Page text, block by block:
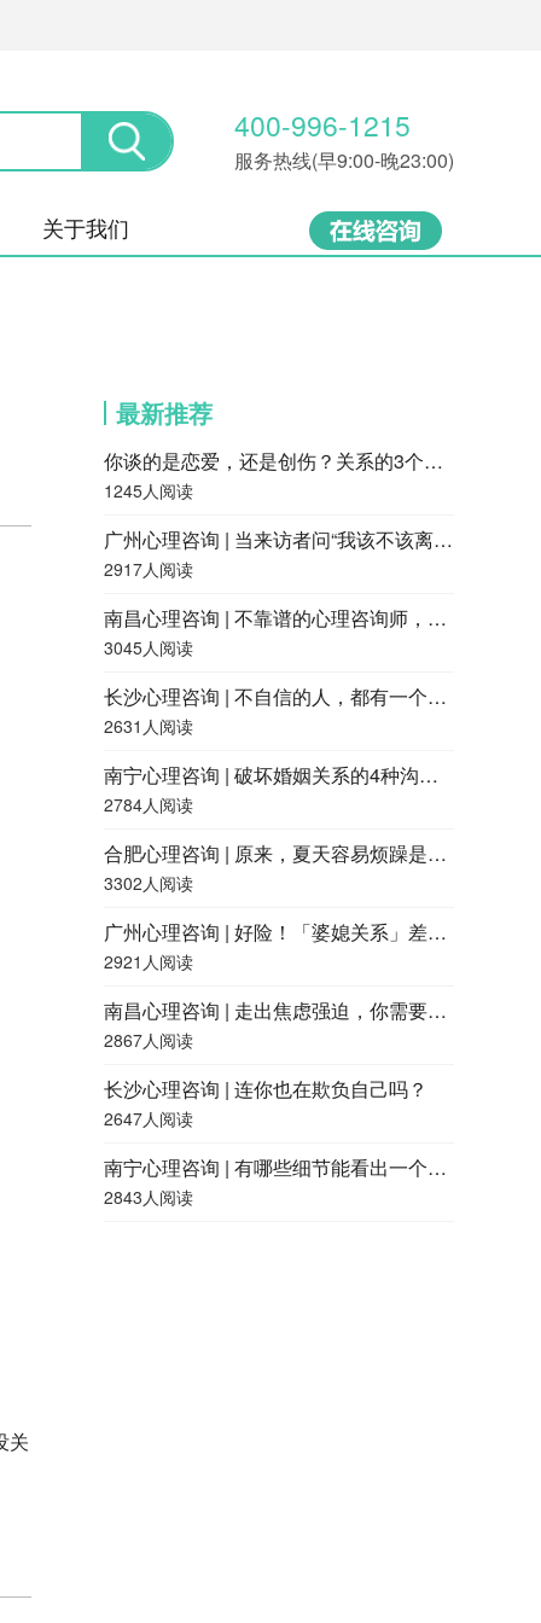
400-996-1215
服务热线(早9:00-晚23:00)
关于我们
关
最新推荐
你谈的是恋爱，还是创伤？关系的3个层次，很多人都停留在第一层
1245人阅读
广州心理咨询 | 当来访者问“我该不该离婚”，咨询师会怎么回答？
2917人阅读
南昌心理咨询 | 不靠谱的心理咨询师，都有什么特征？
3045人阅读
长沙心理咨询 | 不自信的人，都有一个共同点
2631人阅读
南宁心理咨询 | 破坏婚姻关系的4种沟通方式，快看看你用过吗？
2784人阅读
合肥心理咨询 | 原来，夏天容易烦躁是因为「热怒症」
3302人阅读
广州心理咨询 | 好险！「婆媳关系」差点就和谐了……
2921人阅读
南昌心理咨询 | 走出焦虑强迫，你需要了解这四点
2867人阅读
长沙心理咨询 | 连你也在欺负自己吗？
2647人阅读
南宁心理咨询 | 有哪些细节能看出一个人的精神状况好不好？
2843人阅读